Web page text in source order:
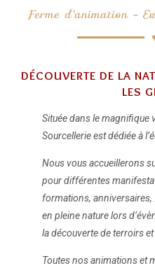
Ferme d'animation -
DÉCOUVERTE DE LA
LES
Située dans le magnifique
Sourcellerie est dédiée à
Nous vous accueillerons
pour différentes
formations,
en pleine nature lors
la découverte de terroirs
Toutes nos animations et